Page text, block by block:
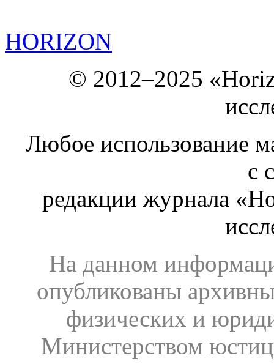
HORIZON
© 2012–2025
Любое использование
с
редакции журнала
На данном
опубликованы
физических и
Министерством